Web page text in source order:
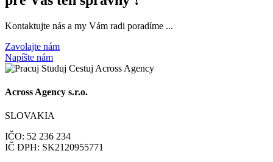
Kontaktujte nás a my Vám radi poradíme ...
Zavolajte nám
Napíšte nám
Across Agency s.r.o.
SLOVAKIA
IČO: 52 236 234
IČ DPH: SK2120955771